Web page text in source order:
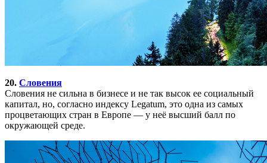
20. Словения
Словения не сильна в бизнесе и не так высок ее социальный
капитал, но, согласно индексу Legatum, это одна из самых
процветающих стран в Европе — у неё высший балл по
окружающей среде.